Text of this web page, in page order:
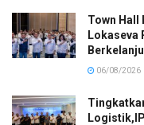
Town Hall
Lokaseva
06/08/2026